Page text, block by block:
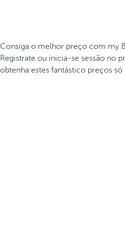
Consiga o melhor preço com my
Registrate ou inicia-se sessão no
obtenha estes fantástico preços